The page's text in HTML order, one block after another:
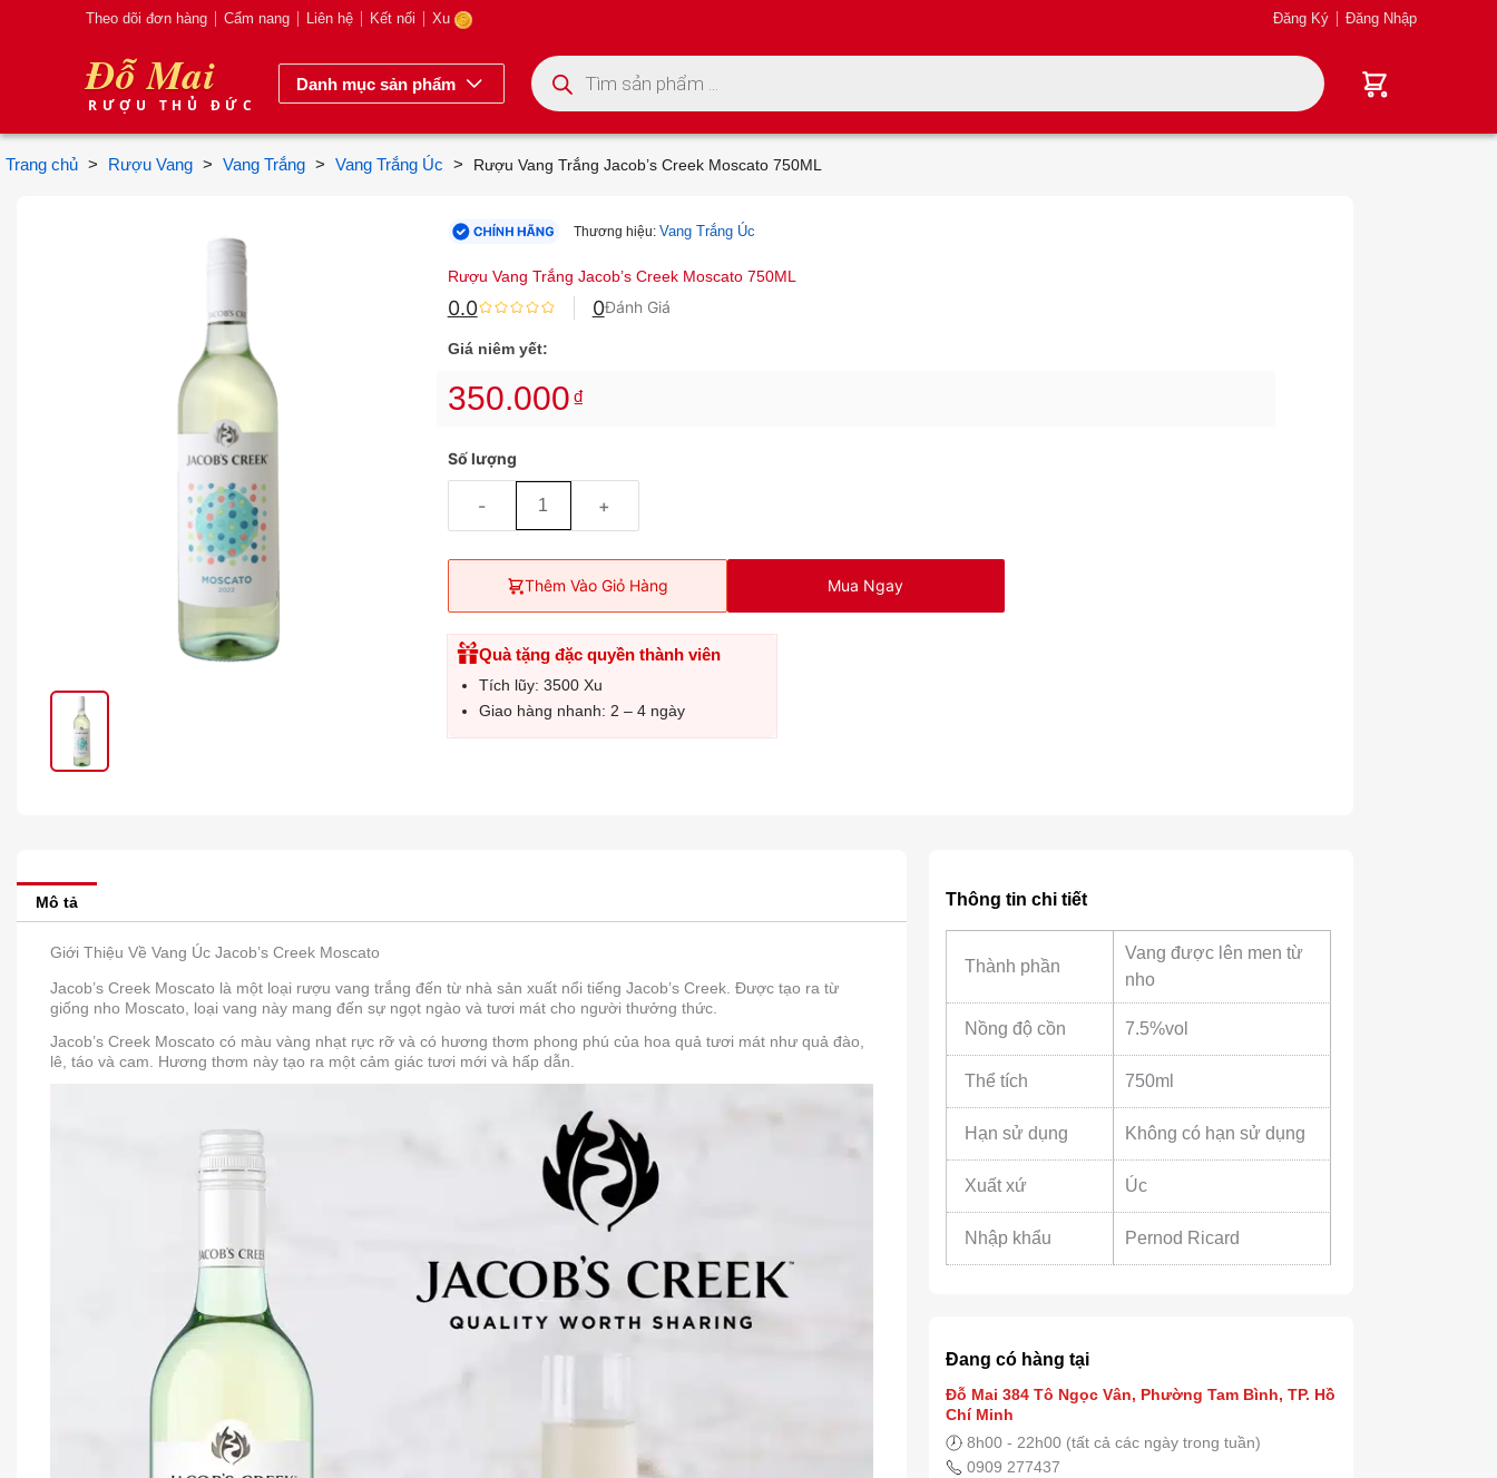
Theo dõi đơn hàng Cẩm nang Liên hệ Kết nối Xu Đăng Ký Đăng Nhập
Đỗ Mai
RƯỢU THỦ ĐỨC
Danh mục sản phẩm
Trang chủ > Rượu Vang > Vang Trắng > Vang Trắng Úc > Rượu Vang Trắng Jacob’s Creek Moscato 750ML
Thương hiệu: Vang Trắng Úc
Rượu Vang Trắng Jacob’s Creek Moscato 750ML
0.0 0Đánh Giá
Giá niêm yết:
350.000₫
Số lượng
- +
Thêm Vào Giỏ Hàng Mua Ngay
Quà tặng đặc quyền thành viên
Tích lũy: 3500 Xu
Giao hàng nhanh: 2 – 4 ngày
Mô tả
Giới Thiệu Về Vang Úc Jacob’s Creek Moscato
Jacob’s Creek Moscato là một loại rượu vang trắng đến từ nhà sản xuất nổi tiếng Jacob’s Creek. Được tạo ra từ
giống nho Moscato, loại vang này mang đến sự ngọt ngào và tươi mát cho người thưởng thức.
Jacob’s Creek Moscato có màu vàng nhạt rực rỡ và có hương thơm phong phú của hoa quả tươi mát như quả đào,
lê, táo và cam. Hương thơm này tạo ra một cảm giác tươi mới và hấp dẫn.
Thông tin chi tiết
Thành phần
Vang được lên men từ
nho
Nồng độ cồn 7.5%vol
Thể tích 750ml
Hạn sử dụng Không có hạn sử dụng
Xuất xứ Úc
Nhập khẩu Pernod Ricard
Đang có hàng tại
Đỗ Mai 384 Tô Ngọc Vân, Phường Tam Bình, TP. Hồ
Chí Minh
8h00 - 22h00 (tất cả các ngày trong tuần)
0909 277437